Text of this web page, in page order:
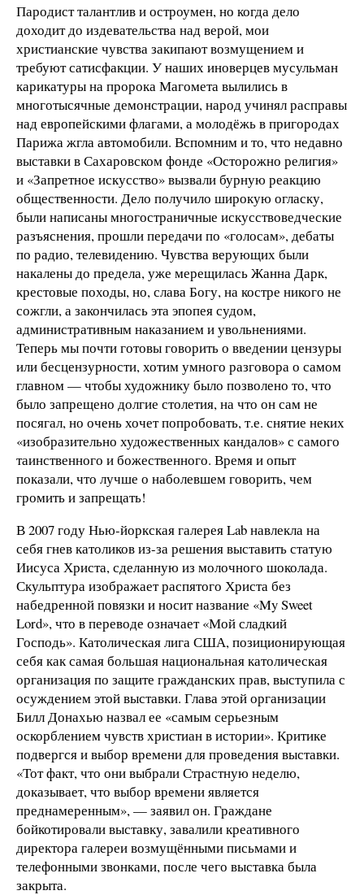
Пародист талантлив и остроумен, но когда дело
доходит до издевательства над верой, мои
христианские чувства закипают возмущением и
требуют сатисфакции. У наших иноверцев мусульман
карикатуры на пророка Магомета вылились в
многотысячные демонстрации, народ учинял расправы
над европейскими флагами, а молодёжь в пригородах
Парижа жгла автомобили. Вспомним и то, что недавно
выставки в Сахаровском фонде «Осторожно религия»
и «Запретное искусство» вызвали бурную реакцию
общественности. Дело получило широкую огласку,
были написаны многостраничные искусствоведческие
разъяснения, прошли передачи по «голосам», дебаты
по радио, телевидению. Чувства верующих были
накалены до предела, уже мерещилась Жанна Дарк,
крестовые походы, но, слава Богу, на костре никого не
сожгли, а закончилась эта эпопея судом,
административным наказанием и увольнениями.
Теперь мы почти готовы говорить о введении цензуры
или бесцензурности, хотим умного разговора о самом
главном — чтобы художнику было позволено то, что
было запрещено долгие столетия, на что он сам не
посягал, но очень хочет попробовать, т.е. снятие неких
«изобразительно художественных кандалов» с самого
таинственного и божественного. Время и опыт
показали, что лучше о наболевшем говорить, чем
громить и запрещать!
В 2007 году Нью-йоркская галерея Lab навлекла на
себя гнев католиков из-за решения выставить статую
Иисуса Христа, сделанную из молочного шоколада.
Скульптура изображает распятого Христа без
набедренной повязки и носит название «My Sweet
Lord», что в переводе означает «Мой сладкий
Господь». Католическая лига США, позиционирующая
себя как самая большая национальная католическая
организация по защите гражданских прав, выступила с
осуждением этой выставки. Глава этой организации
Билл Донахью назвал ее «самым серьезным
оскорблением чувств христиан в истории». Критике
подвергся и выбор времени для проведения выставки.
«Тот факт, что они выбрали Страстную неделю,
доказывает, что выбор времени является
преднамеренным», — заявил он. Граждане
бойкотировали выставку, завалили креативного
директора галереи возмущёнными письмами и
телефонными звонками, после чего выставка была
закрыта.